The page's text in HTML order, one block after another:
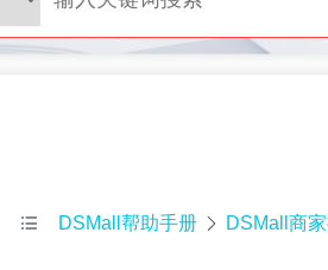
折扣、优惠套装、微信、小程序等
 DSMall帮助手册  DSMall商